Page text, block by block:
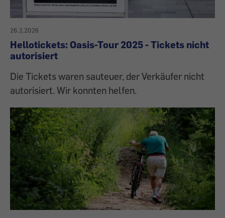
26.2.2026
Hellotickets: Oasis-Tour 2025 - Tickets nicht
autorisiert
Die Tickets waren sauteuer, der Verkäufer nicht
autorisiert. Wir konnten helfen.